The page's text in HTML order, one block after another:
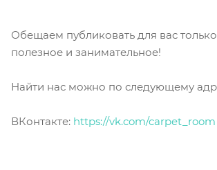
Обещаем публиковать для вас
полезное и занимательное!
Найти нас можно по следующему
ВКонтакте: https://vk.com/carpet_room